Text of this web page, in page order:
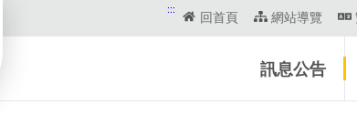
::: 回首頁 網站導覽
訊息公告